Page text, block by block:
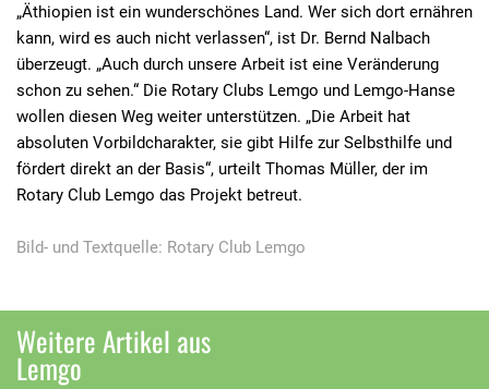
„Äthiopien ist ein wunderschönes Land. Wer sich dort ernähren
kann, wird es auch nicht verlassen“, ist Dr. Bernd Nalbach
überzeugt. „Auch durch unsere Arbeit ist eine Veränderung
schon zu sehen.“ Die Rotary Clubs Lemgo und Lemgo-Hanse
wollen diesen Weg weiter unterstützen. „Die Arbeit hat
absoluten Vorbildcharakter, sie gibt Hilfe zur Selbsthilfe und
fördert direkt an der Basis“, urteilt Thomas Müller, der im
Rotary Club Lemgo das Projekt betreut.
Bild- und Textquelle: Rotary Club Lemgo
Weitere Artikel aus
Lemgo